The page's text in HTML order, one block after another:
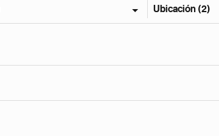
Ubicación (2)